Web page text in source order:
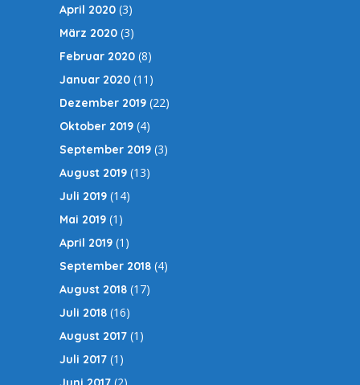
April 2020 (3)
März 2020 (3)
Februar 2020 (8)
Januar 2020 (11)
Dezember 2019 (22)
Oktober 2019 (4)
September 2019 (3)
August 2019 (13)
Juli 2019 (14)
Mai 2019 (1)
April 2019 (1)
September 2018 (4)
August 2018 (17)
Juli 2018 (16)
August 2017 (1)
Juli 2017 (1)
(2)